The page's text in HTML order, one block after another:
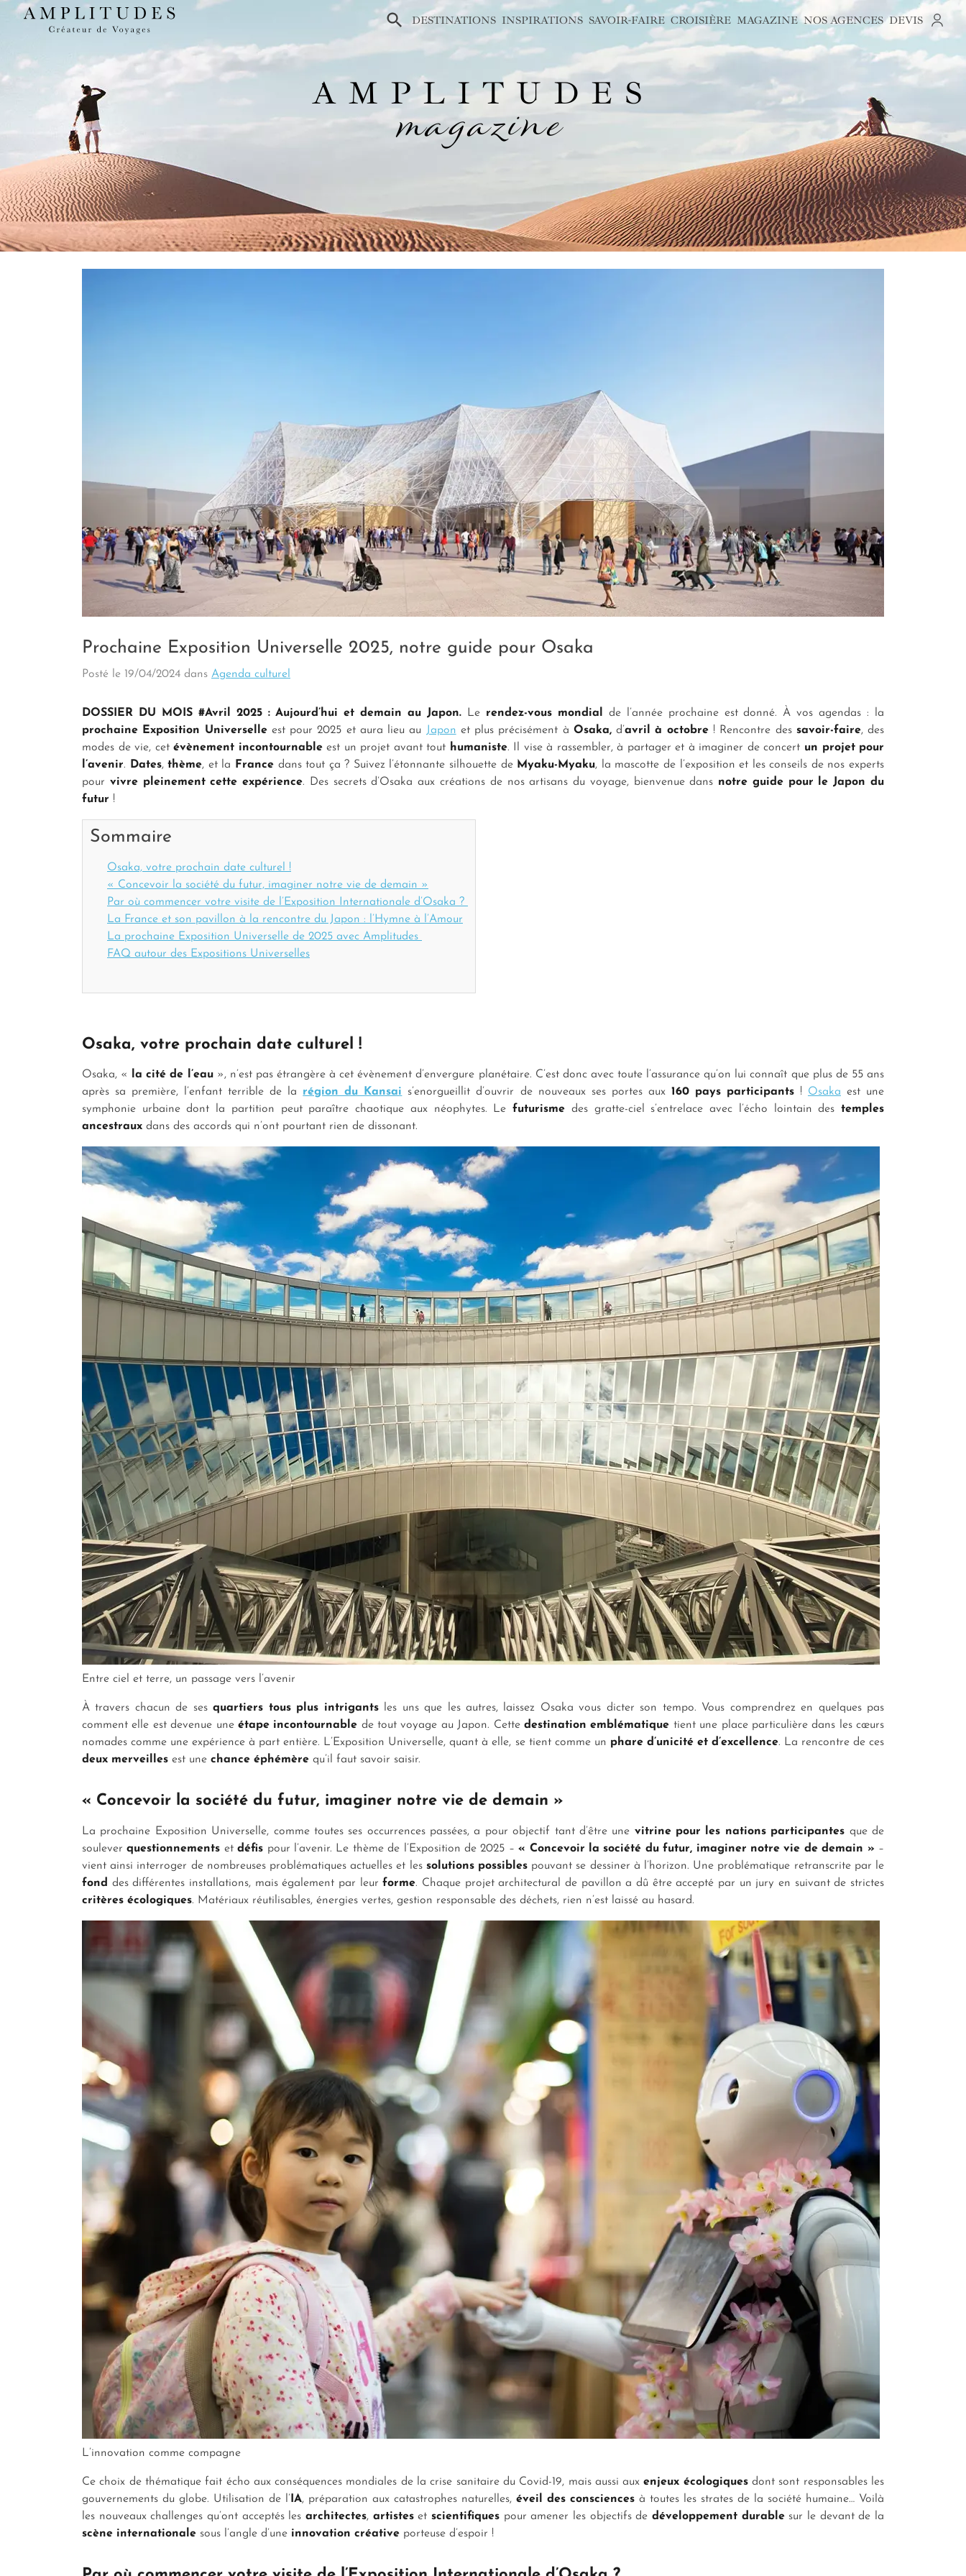
× DESTINATIONS INSPIRATIONS SAVOIR-FAIRE CROISIÈRE MAGAZINE NOS AGENCES DEVIS
AMPLITUDES
magazine
Prochaine Exposition Universelle 2025, notre guide pour Osaka
Posté le 19/04/2024 dans Agenda culturel
DOSSIER DU MOIS #Avril 2025 : Aujourd’hui et demain au Japon. Le rendez-vous mondial
de l’année prochaine est donné. À vos agendas : la
prochaine Exposition Universelle est pour 2025 et aura lieu au Japon et plus précisément à Osaka,d’avril à octobre ! Rencontre des savoir-faire, des
modes de vie, cetévènement incontournableest un projet avant tout humaniste. Il vise à rassembler, à partager et à imaginer de concert un projet pour
l’avenir. Dates,thème, et la France dans tout ça ? Suivez l’étonnante silhouette de Myaku-Myaku, la mascotte de l’exposition et les conseils de nos experts
pour vivre pleinement cette expérience. Des secrets d’Osaka aux créations de nos artisans du voyage, bienvenue dans notre guide pour le Japon du
futur !
Sommaire
Osaka, votre prochain date culturel !
« Concevoir la société du futur, imaginer notre vie de demain »
Par où commencer votre visite de l’Exposition Internationale d’Osaka ?
La France et son pavillon à la rencontre du Japon : l’Hymne à l’Amour
La prochaine Exposition Universelle de 2025 avec Amplitudes
FAQ autour des Expositions Universelles
Osaka, votre prochain date culturel !
Osaka, « la cité de l’eau », n’est pas étrangère à cet évènement d’envergure planétaire. C’est donc avec toute l’assurance qu’on lui connaît que plus de 55 ans
après sa première, l’enfant terrible de la région du Kansai s’enorgueillit d’ouvrir de nouveaux ses portes aux 160 pays participants! Osaka est une
symphonie urbaine dont la partition peut paraître chaotique aux néophytes. Lefuturisme des gratte-ciel s’entrelace avec l’écho lointain destemples
ancestraux dans des accords qui n’ont pourtant rien de dissonant.
Entre ciel et terre, un passage vers l’avenir
À travers chacun de sesquartiers tous plus intrigantsles uns que les autres, laissez Osaka vous dicter son tempo. Vous comprendrez en quelques pas
comment elle est devenue une étape incontournable de tout voyage au Japon. Cette destination emblématique tient une place particulière dans les cœurs
nomades comme une expérience à part entière. L’Exposition Universelle, quant à elle, se tient comme un phare d’unicité et d’excellence. La rencontre de ces
deux merveilles est une chance éphémère qu’il faut savoir saisir.
« Concevoir la société du futur, imaginer notre vie de demain »
La prochaine Exposition Universelle, comme toutes ses occurrences passées, a pour objectif tant d’être une vitrine pour les nations participantes que de
souleverquestionnements etdéfis pour l’avenir. Le thème de l’Exposition de 2025 –« Concevoir la société du futur, imaginer notre vie de demain » –
vient ainsi interroger de nombreuses problématiques actuelles et les solutions possibles pouvant se dessiner à l’horizon. Une problématique retranscrite par le
fond des différentes installations, mais également par leurforme. Chaque projet architectural de pavillon a dû être accepté par un jury en suivant de strictes
critères écologiques. Matériaux réutilisables, énergies vertes, gestion responsable des déchets, rien n’est laissé au hasard.
L’innovation comme compagne
Ce choix de thématique fait écho aux conséquences mondiales de la crise sanitaire du Covid-19, mais aussi auxenjeux écologiquesdont sont responsables les
gouvernements du globe. Utilisation de l’ IA, préparation aux catastrophes naturelles, éveil des consciences à toutes les strates de la société humaine… Voilà
les nouveaux challenges qu’ont acceptés les architectes, artistesetscientifiques pour amener les objectifs dedéveloppement durablesur le devant de la
scène internationale sous l’angle d’une innovation créative porteuse d’espoir !